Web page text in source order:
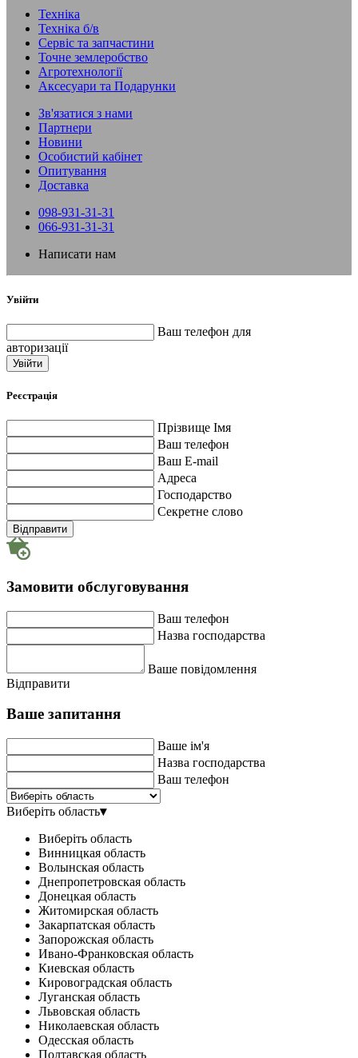
Техніка
Техніка б/в
Сервіс та запчастини
Точне землеробство
Агротехнології
Аксесуари та Подарунки
Зв'язатися з нами
Партнери
Новини
Особистий кабінет
Опитування
Доставка
098-931-31-31
066-931-31-31
Написати нам
Увійти
Ваш телефон для
авторизації
Увійти
Реєстрація
Прізвище Імя
Ваш телефон
Ваш E-mail
Адреса
Господарство
Секретне слово
Відправити
Замовити обслуговування
Ваш телефон
Назва господарства
Ваше повідомлення
Відправити
Ваше запитання
Ваше ім'я
Назва господарства
Ваш телефон
Виберіть область▾
Виберіть область
Винницкая область
Волынская область
Днепропетровская область
Донецкая область
Житомирская область
Закарпатская область
Запорожская область
Ивано-Франковская область
Киевская область
Кировоградская область
Луганская область
Львовская область
Николаевская область
Одесская область
Полтавская область